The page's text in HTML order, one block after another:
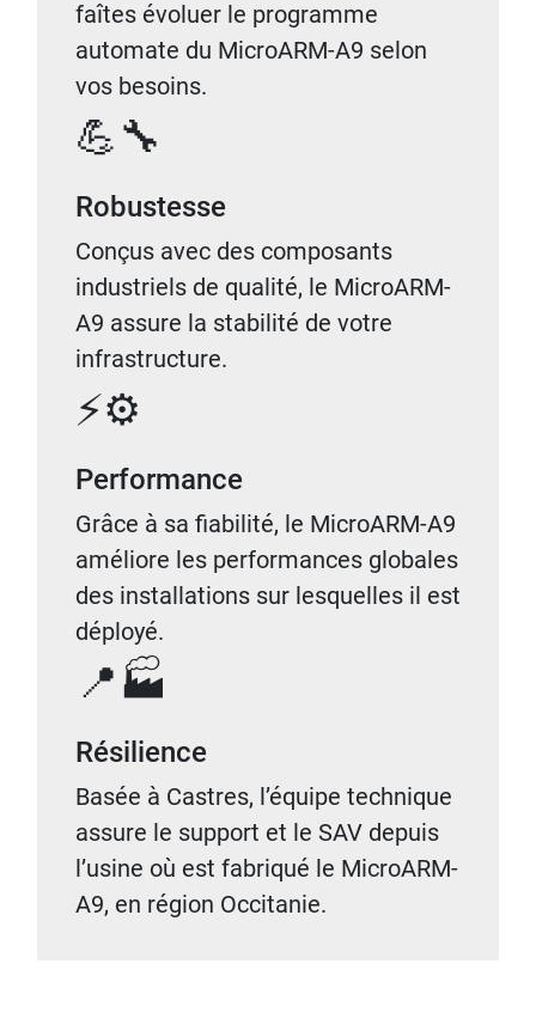
faîtes évoluer le programme
automate du MicroARM-A9 selon
vos besoins.
💪🔧
Robustesse
Conçus avec des composants
industriels de qualité, le MicroARM-
A9 assure la stabilité de votre
infrastructure.
⚡⚙️
Performance
Grâce à sa fiabilité, le MicroARM-A9
améliore les performances globales
des installations sur lesquelles il est
déployé.
📍🏭
Résilience
Basée à Castres, l’équipe technique
assure le support et le SAV depuis
l’usine où est fabriqué le MicroARM-
A9, en région Occitanie.